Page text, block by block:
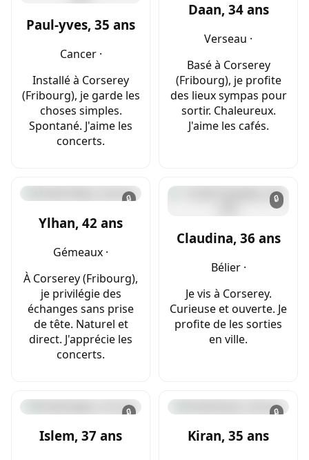
Paul-yves, 35 ans
Cancer ·
Installé à Corserey
(Fribourg), je garde les
choses simples.
Spontané. J'aime les
concerts.
Daan, 34 ans
Verseau ·
Basé à Corserey
(Fribourg), je profite
des lieux sympas pour
sortir. Chaleureux.
J'aime les cafés.
🔒
Ylhan, 42 ans
Gémeaux ·
À Corserey (Fribourg),
je privilégie des
échanges sans prise
de tête. Naturel et
direct. J'apprécie les
concerts.
🔒
Claudina, 36 ans
Bélier ·
Je vis à Corserey.
Curieuse et ouverte. Je
profite de les sorties
en ville.
🔒
Islem, 37 ans
🔒
Kiran, 35 ans